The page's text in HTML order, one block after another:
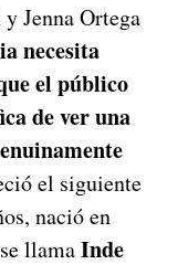
Jenna Ortega
necesita
el público
de ver una
el siguiente
nació en
llamaInde